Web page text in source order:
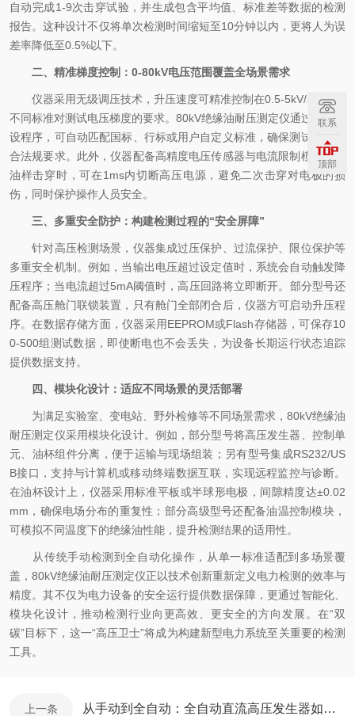
自动完成1-9次击穿试验，并生成包含平均值、标准差等数据的检测
报告。这种设计不仅将单次检测时间缩短至10分钟以内，更将人为误
差率降低至0.5%以下。
二、精准梯度控制：0-80kV电压范围覆盖全场景需求
仪器采用无级调压技术，升压速度可精准控制在0.5-5kV/s，满足
不同标准对测试电压梯度的要求。80kV绝缘油耐压测定仪通过软件预
设程序，可自动匹配国标、行标或用户自定义标准，确保测试结果符
合法规要求。此外，仪器配备高精度电压传感器与电流限制模块，当
油样击穿时，可在1ms内切断高压电源，避免二次击穿对电极的损
伤，同时保护操作人员安全。
三、多重安全防护：构建检测过程的“安全屏障”
针对高压检测场景，仪器集成过压保护、过流保护、限位保护等
多重安全机制。例如，当输出电压超过设定值时，系统会自动触发降
压程序；当电流超过5mA阈值时，高压回路将立即断开。部分型号还
配备高压舱门联锁装置，只有舱门全部闭合后，仪器方可启动升压程
序。在数据存储方面，仪器采用EEPROM或Flash存储器，可保存10
0-500组测试数据，即使断电也不会丢失，为设备长期运行状态追踪
提供数据支持。
四、模块化设计：适应不同场景的灵活部署
为满足实验室、变电站、野外检修等不同场景需求，80kV绝缘油
耐压测定仪采用模块化设计。例如，部分型号将高压发生器、控制单
元、油杯组件分离，便于运输与现场组装；另有型号集成RS232/US
B接口，支持与计算机或移动终端数据互联，实现远程监控与诊断。
在油杯设计上，仪器采用标准平板或半球形电极，间隙精度达±0.02
mm，确保电场分布的重复性；部分高级型号还配备油温控制模块，
可模拟不同温度下的绝缘油性能，提升检测结果的适用性。
从传统手动检测到全自动化操作，从单一标准适配到多场景覆
盖，80kV绝缘油耐压测定仪正以技术创新重新定义电力检测的效率与
精度。其不仅为电力设备的安全运行提供数据保障，更通过智能化、
模块化设计，推动检测行业向更高效、更安全的方向发展。在“双
碳”目标下，这一“高压卫士”将成为构建新型电力系统至关重要的检测
工具。
上一条 从手动到全自动：全自动直流高压发生器如何革新高压试验？
联系
顶部